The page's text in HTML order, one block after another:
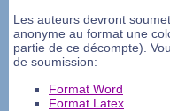
Les auteurs devront
anonyme au format une
partie de ce décompte).
de soumission:
Format Word
Format Latex